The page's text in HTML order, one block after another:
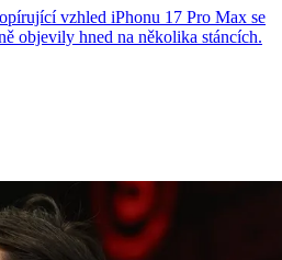
vzhled iPhonu 17 Pro Max se
objevily hned na několika stáncích.